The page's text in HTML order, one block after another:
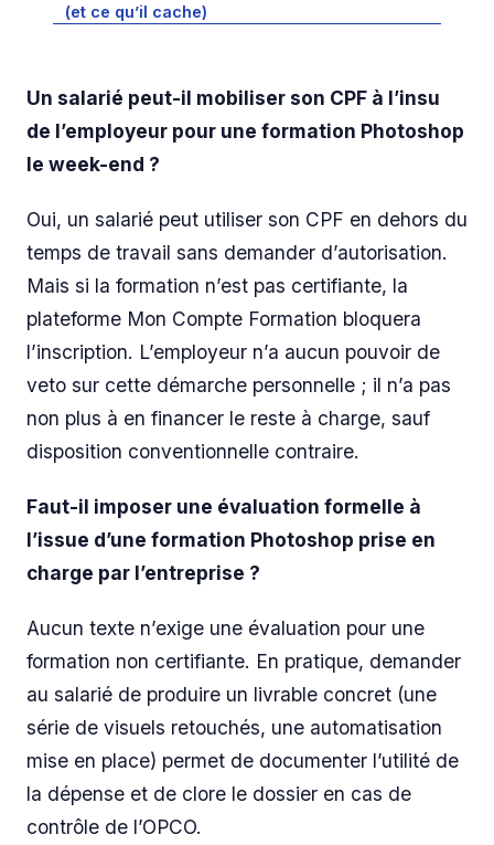
(et ce qu’il cache)
Un salarié peut-il mobiliser son CPF à l’insu
de l’employeur pour une formation Photoshop
le week-end ?
Oui, un salarié peut utiliser son CPF en dehors du
temps de travail sans demander d’autorisation.
Mais si la formation n’est pas certifiante, la
plateforme Mon Compte Formation bloquera
l’inscription. L’employeur n’a aucun pouvoir de
veto sur cette démarche personnelle ; il n’a pas
non plus à en financer le reste à charge, sauf
disposition conventionnelle contraire.
Faut-il imposer une évaluation formelle à
l’issue d’une formation Photoshop prise en
charge par l’entreprise ?
Aucun texte n’exige une évaluation pour une
formation non certifiante. En pratique, demander
au salarié de produire un livrable concret (une
série de visuels retouchés, une automatisation
mise en place) permet de documenter l’utilité de
la dépense et de clore le dossier en cas de
contrôle de l’OPCO.